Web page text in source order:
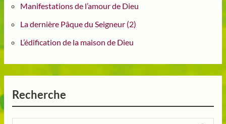
Manifestations de l’amour de Dieu
La dernière Pâque du Seigneur (2)
L’édification de la maison de Dieu
Recherche